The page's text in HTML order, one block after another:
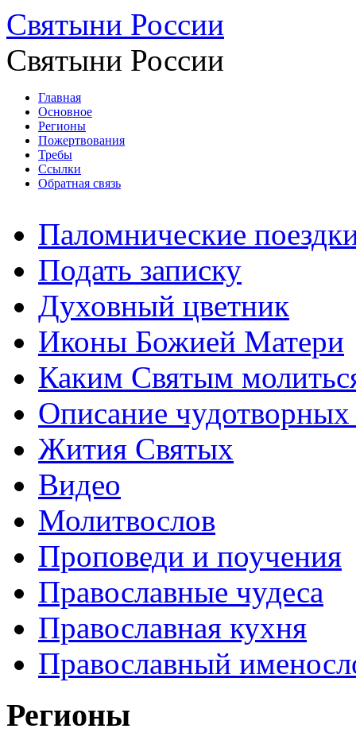
Святыни России
Святыни России
Главная
Основное
Регионы
Пожертвования
Требы
Ссылки
Обратная связь
Паломнические
Подать записку
Духовный цветник
Иконы Божией Матери
Каким Святым
Описание
Жития Святых
Видео
Молитвослов
Проповеди и поучения
Православные чудеса
Православная кухня
Православный
Регионы